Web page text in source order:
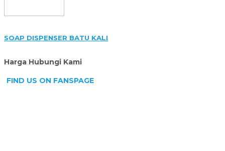
SOAP DISPENSER BATU KALI
Harga Hubungi Kami
FIND US ON FANSPAGE